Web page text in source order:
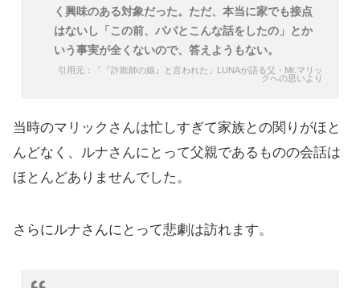
く興味のある対象だった。ただ、本当に家でも接点
はないし「この前、パパとこんな話をしたの」とか
いう事実が全くないので、答えようもない。
引用元：「『詐欺師の娘』と言われた」LUNAが語る父・Mr.マリッ
クへの思いより
当時のマリックさんは忙しすぎて家族との関りがほと
んどなく、ルナさんにとって父親であるものの会話は
ほとんどありませんでした。
さらにルナさんにとって悲劇は訪れます。